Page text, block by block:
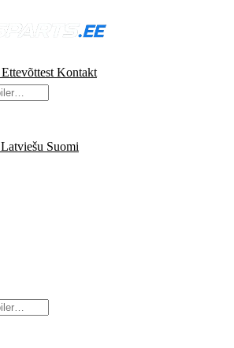
Ettevõttest Kontakt
Latviešu Suomi